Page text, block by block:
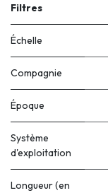
Filtres
Échelle
Compagnie
Époque
Système
d'exploitation
Longueur (en